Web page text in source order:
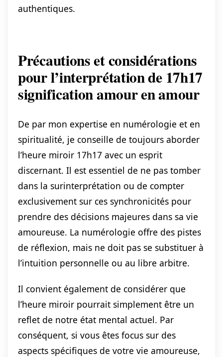
authentiques.
Précautions et considérations
pour l’interprétation de 17h17
signification amour en amour
De par mon expertise en numérologie et en
spiritualité, je conseille de toujours aborder
l’heure miroir 17h17 avec un esprit
discernant. Il est essentiel de ne pas tomber
dans la surinterprétation ou de compter
exclusivement sur ces synchronicités pour
prendre des décisions majeures dans sa vie
amoureuse. La numérologie offre des pistes
de réflexion, mais ne doit pas se substituer à
l’intuition personnelle ou au libre arbitre.
Il convient également de considérer que
l’heure miroir pourrait simplement être un
reflet de notre état mental actuel. Par
conséquent, si vous êtes focus sur des
aspects spécifiques de votre vie amoureuse,